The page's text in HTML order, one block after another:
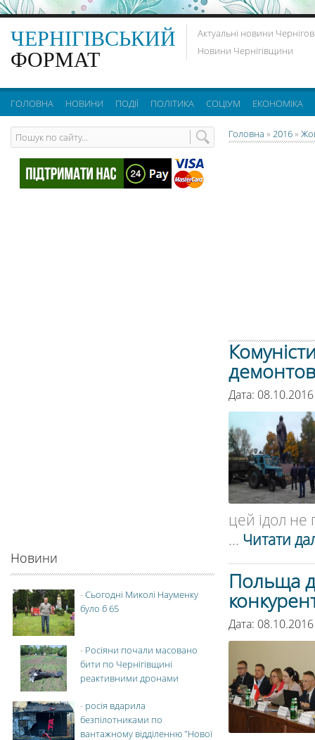
ЧЕРНІГІВСЬКИЙ
ФОРМАТ
Актуальні новини
Новини Чернігівщини
ГОЛОВНА НОВИНИ ПОДІЇ ПОЛІТИКА СОЦІУМ ЕКОНОМІКА
Головна » 2016»
Дата:
цей ідол не
... Читати
Польща
Дата:
Новини
-Сьогодні Миколі Науменку
було б 65
- Росіяни почали масовано
бити по Чернігівщині
реактивними дронами
- росія вдарила
безпілотниками по
вантажному відділенню "Нової